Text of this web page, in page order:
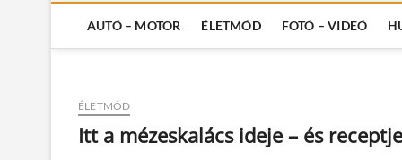
AUTÓ – MOTOR ÉLETMÓD FOTÓ – VIDEÓ
ÉLETMÓD
Itt a mézeskalács ideje – és receptje